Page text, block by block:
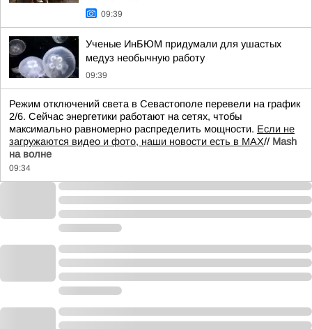
09:39
Ученые ИнБЮМ придумали для ушастых
медуз необычную работу
09:39
Режим отключений света в Севастополе перевели на график
2/6. Сейчас энергетики работают на сетях, чтобы
максимально равномерно распределить мощности. Если не
загружаются видео и фото, наши новости есть в MAX// Mash
на волне
09:34